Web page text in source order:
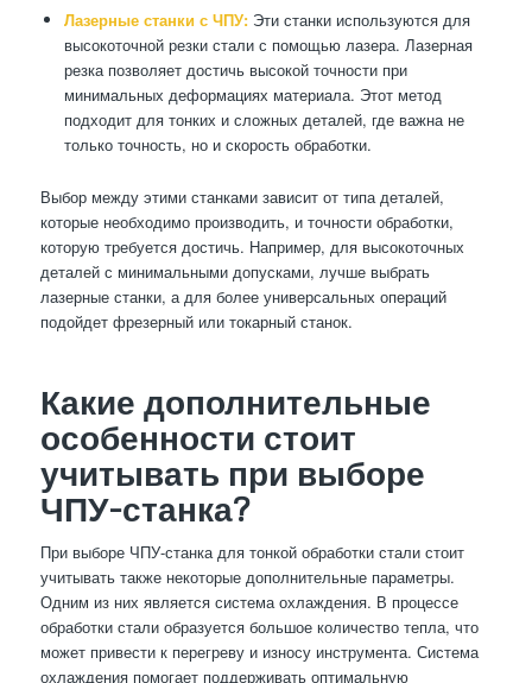
Лазерные станки с ЧПУ:Эти станки используются для
высокоточной резки стали с помощью лазера. Лазерная
резка позволяет достичь высокой точности при
минимальных деформациях материала. Этот метод
подходит для тонких и сложных деталей, где важна не
только точность, но и скорость обработки.
Выбор между этими станками зависит от типа деталей,
которые необходимо производить, и точности обработки,
которую требуется достичь. Например, для высокоточных
деталей с минимальными допусками, лучше выбрать
лазерные станки, а для более универсальных операций
подойдет фрезерный или токарный станок.
Какие дополнительные
особенности стоит
учитывать при выборе
ЧПУ-станка?
При выборе ЧПУ-станка для тонкой обработки стали стоит
учитывать также некоторые дополнительные параметры.
Одним из них является система охлаждения. В процессе
обработки стали образуется большое количество тепла, что
может привести к перегреву и износу инструмента. Система
охлаждения помогает поддерживать оптимальную